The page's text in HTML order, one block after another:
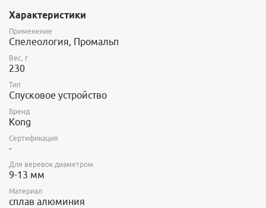
Характеристики
Применение
Спелеология, Промальп
Вес, г
230
Тип
Спусковое устройство
Бренд
Kong
Сертификация
-
Для веревок диаметром
9-13 мм
Материал
сплав алюминия